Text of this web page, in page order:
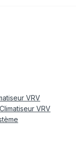
VRV
VRV